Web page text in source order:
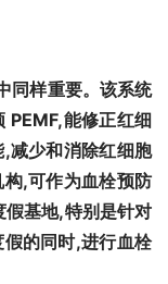
同样重要。该系统
PEMF,能修正红细
减少和消除红细胞
,可作为血栓预防
假基地,特别是针对
的同时,进行血栓